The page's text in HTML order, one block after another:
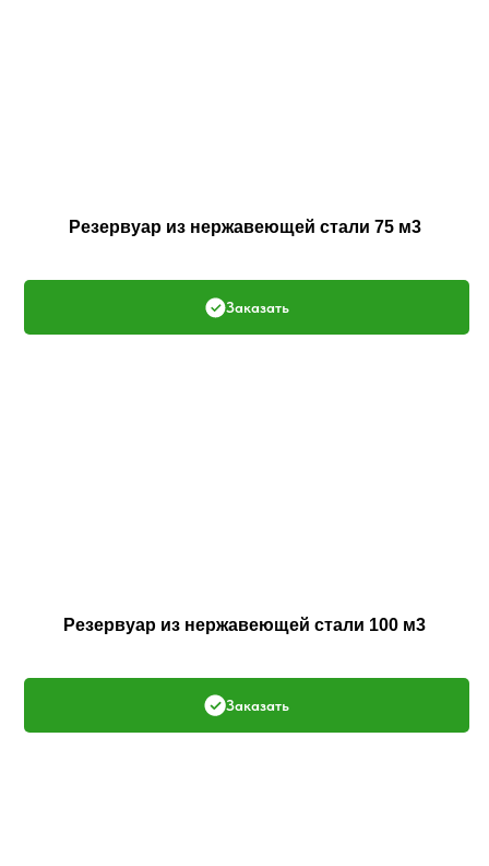
Резервуар из нержавеющей стали 75 м3
Заказать
Резервуар из нержавеющей стали 100 м3
Заказать